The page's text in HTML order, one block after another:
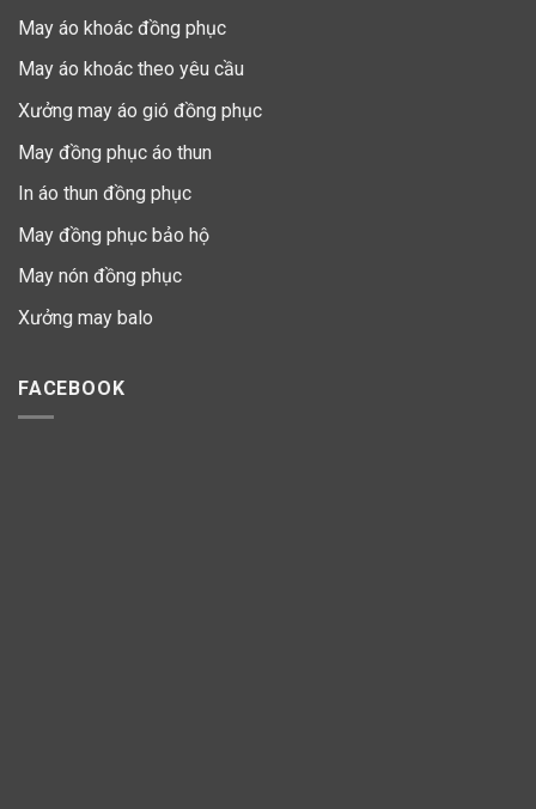
May áo khoác đồng phục
May áo khoác theo yêu cầu
Xưởng may áo gió đồng phục
May đồng phục áo thun
In áo thun đồng phục
May đồng phục bảo hộ
May nón đồng phục
Xưởng may balo
FACEBOOK